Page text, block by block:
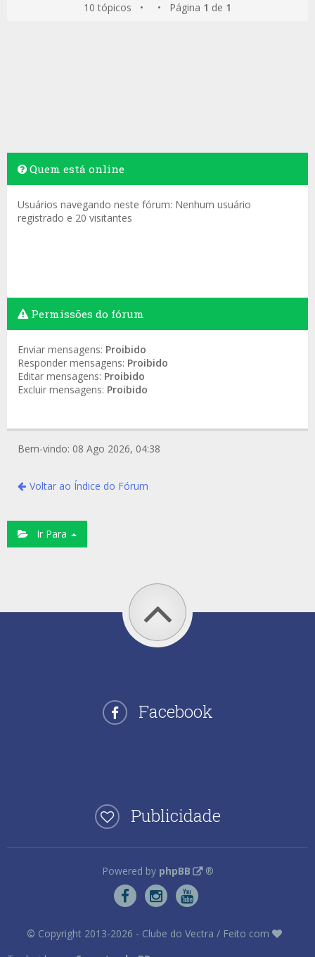
10 tópicos • • Página 1 de 1
Quem está online
Usuários navegando neste fórum: Nenhum usuário
registrado e 20 visitantes
Permissões do fórum
Enviar mensagens: Proibido
Responder mensagens: Proibido
Editar mensagens: Proibido
Excluir mensagens: Proibido
Bem-vindo: 08 Ago 2026, 04:38
Voltar ao Índice do Fórum
Ir Para
Facebook
Publicidade
Powered by phpBB ®
© Copyright 2013-2026 - Clube do Vectra / Feito com